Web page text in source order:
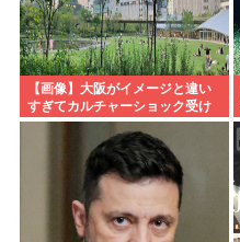
【画像】大阪がイメージと違い
すぎてカルチャーショック受け
てる